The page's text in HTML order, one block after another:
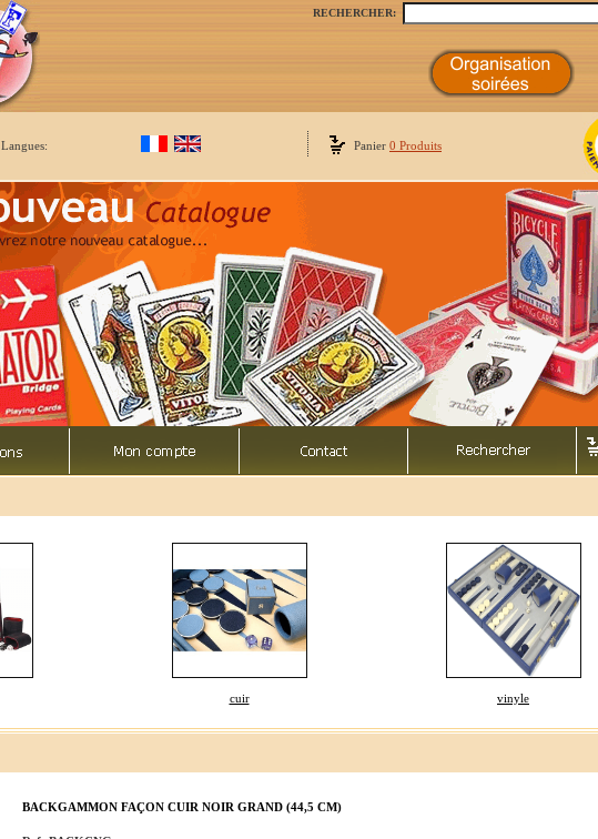
RECHERCHER:
Langues: Panier 0 Produits
cuir vinyle
BACKGAMMON FAÇON CUIR NOIR GRAND (44,5 CM)